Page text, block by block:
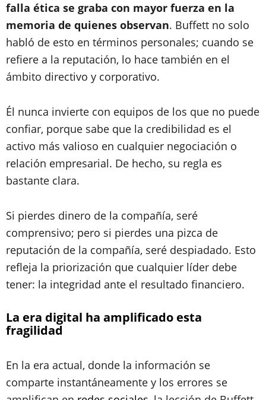
falla ética se graba con mayor fuerza en la
memoria de quienes observan. Buffett no solo
habló de esto en términos personales; cuando se
refiere a la reputación, lo hace también en el
ámbito directivo y corporativo.
Él nunca invierte con equipos de los que no puede
confiar, porque sabe que la credibilidad es el
activo más valioso en cualquier negociación o
relación empresarial. De hecho, su regla es
bastante clara.
Si pierdes dinero de la compañía, seré
comprensivo; pero si pierdes una pizca de
reputación de la compañía, seré despiadado. Esto
refleja la priorización que cualquier líder debe
tener: la integridad ante el resultado financiero.
La era digital ha amplificado esta
fragilidad
En la era actual, donde la información se
comparte instantáneamente y los errores se